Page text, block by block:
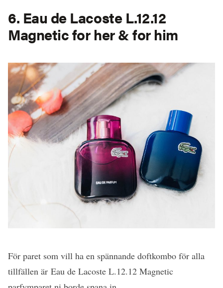
6. Eau de Lacoste L.12.12
Magnetic for her & for him
För paret som vill ha en spännande doftkombo för alla
tillfällen är Eau de Lacoste L.12.12 Magnetic